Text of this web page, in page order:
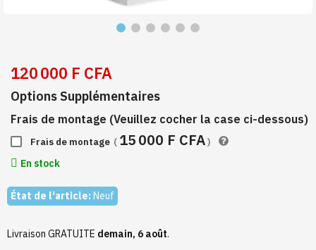
120 000 F CFA
Options Supplémentaires
Frais de montage (Veuillez cocher la case ci-dessous)
Frais de montage ( 15 000 F CFA)
En stock
État de l'article: Neuf
Livraison GRATUITE demain, 6 août.